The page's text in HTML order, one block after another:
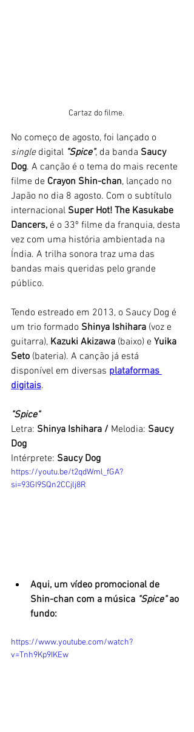
Cartaz do filme.
No começo de agosto, foi lançado o
single digital "Spice", da banda Saucy
Dog. A canção é o tema do mais recente
filme de Crayon Shin-chan, lançado no
Japão no dia 8 agosto. Com o subtítulo
internacional Super Hot! The Kasukabe
Dancers, é o 33º filme da franquia, desta
vez com uma história ambientada na
Índia. A trilha sonora traz uma das
bandas mais queridas pelo grande
público.
Tendo estreado em 2013, o Saucy Dog é
um trio formado Shinya Ishihara (voz e
guitarra), Kazuki Akizawa (baixo) e Yuika
Seto (bateria). A canção já está
disponível em diversas plataformas
digitais.
"Spice"
Letra: Shinya Ishihara / Melodia: Saucy
Dog
Intérprete: Saucy Dog
https://youtu.be/t2qdWml_fGA?
si=93GI9SQn2CCjlj8R
Aqui, um vídeo promocional de
Shin-chan com a música "Spice" ao
fundo:
https://www.youtube.com/watch?
v=Tnh9Kp9IKEw